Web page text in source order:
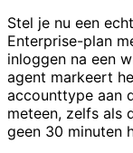
Stel je nu een
Enterprise-plan
inloggen na een
agent markeert
accounttype aan
meteen, zelfs als
geen 30 minuten